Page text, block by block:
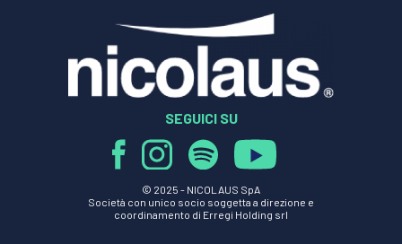
SEGUICI SU
© 2025 - NICOLAUS SpA
Società con unico socio soggetta a direzione e
coordinamento di Erregi Holding srl